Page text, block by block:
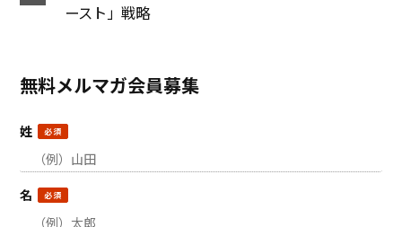
ースト」戦略
無料メルマガ会員募集
姓
名